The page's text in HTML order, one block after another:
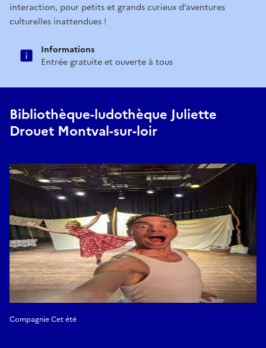
interaction, pour petits et grands curieux d’aventures
culturelles inattendues !
Informations
Entrée gratuite et ouverte à tous
Bibliothèque-ludothèque Juliette
Drouet Montval-sur-loir
Compagnie Cet été